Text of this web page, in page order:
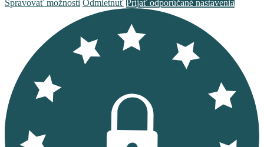
Spravovať možnosti Odmietnuť Prijať odporúčané nastavenia